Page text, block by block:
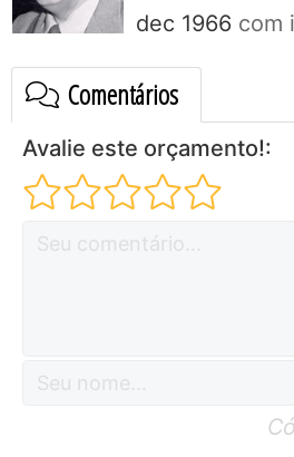
dec 1966 com
Comentários
Avalie este orçamento!: